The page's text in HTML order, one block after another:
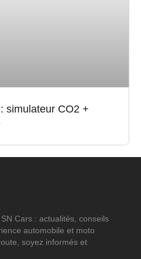
simulateur CO2 +
Cars : actualités, conseils
automobile et moto
soyez informés et